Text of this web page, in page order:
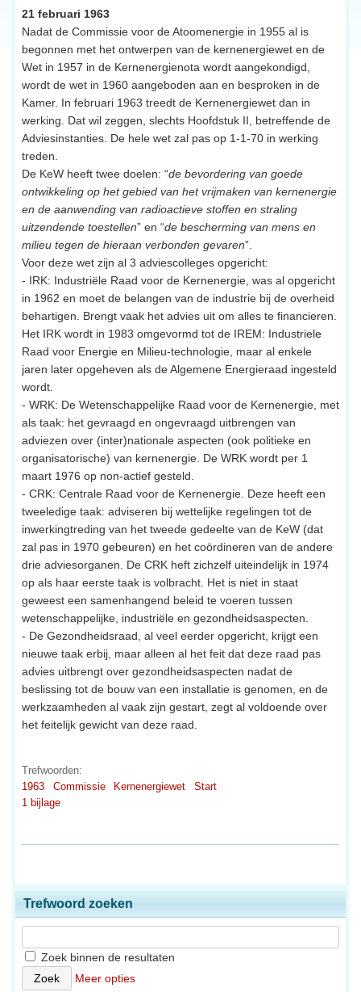
21 februari 1963
Nadat de Commissie voor de Atoomenergie in 1955 al is
begonnen met het ontwerpen van de kernenergiewet en de
Wet in 1957 in de Kernenergienota wordt aangekondigd,
wordt de wet in 1960 aangeboden aan en besproken in de
Kamer. In februari 1963 treedt de Kernenergiewet dan in
werking. Dat wil zeggen, slechts Hoofdstuk II, betreffende de
Adviesinstanties. De hele wet zal pas op 1-1-70 in werking
treden.
De KeW heeft twee doelen: “de bevordering van goede
ontwikkeling op het gebied van het vrijmaken van kernenergie
en de aanwending van radioactieve stoffen en straling
uitzendende toestellen” en “de bescherming van mens en
milieu tegen de hieraan verbonden gevaren”.
Voor deze wet zijn al 3 adviescolleges opgericht:
- IRK: Industriële Raad voor de Kernenergie, was al opgericht
in 1962 en moet de belangen van de industrie bij de overheid
behartigen. Brengt vaak het advies uit om alles te financieren.
Het IRK wordt in 1983 omgevormd tot de IREM: Industriele
Raad voor Energie en Milieu-technologie, maar al enkele
jaren later opgeheven als de Algemene Energieraad ingesteld
wordt.
- WRK: De Wetenschappelijke Raad voor de Kernenergie, met
als taak: het gevraagd en ongevraagd uitbrengen van
adviezen over (inter)nationale aspecten (ook politieke en
organisatorische) van kernenergie. De WRK wordt per 1
maart 1976 op non-actief gesteld.
- CRK: Centrale Raad voor de Kernenergie. Deze heeft een
tweeledige taak: adviseren bij wettelijke regelingen tot de
inwerkingtreding van het tweede gedeelte van de KeW (dat
zal pas in 1970 gebeuren) en het coördineren van de andere
drie adviesorganen. De CRK heft zichzelf uiteindelijk in 1974
op als haar eerste taak is volbracht. Het is niet in staat
geweest een samenhangend beleid te voeren tussen
wetenschappelijke, industriële en gezondheidsaspecten.
- De Gezondheidsraad, al veel eerder opgericht, krijgt een
nieuwe taak erbij, maar alleen al het feit dat deze raad pas
advies uitbrengt over gezondheidsaspecten nadat de
beslissing tot de bouw van een installatie is genomen, en de
werkzaamheden al vaak zijn gestart, zegt al voldoende over
het feitelijk gewicht van deze raad.
Trefwoorden:
1963
Commissie Kernenergiewet
Start
1 bijlage
Trefwoord zoeken
Zoek binnen de resultaten
Meer opties